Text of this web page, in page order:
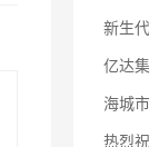
新生
亿达
海城
热烈